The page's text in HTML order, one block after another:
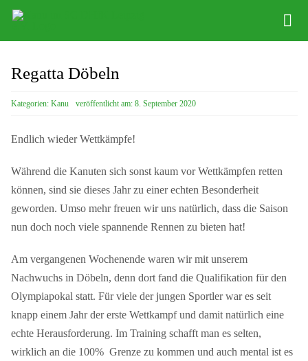
Zum
Sponsoring
Bootsverleih
Regatta Döbeln
Kategorien: Kanu veröffentlicht am: 8. September 2020
Endlich wieder Wettkämpfe!
Während die Kanuten sich sonst kaum vor Wettkämpfen retten
können, sind sie dieses Jahr zu einer echten Besonderheit
geworden. Umso mehr freuen wir uns natürlich, dass die Saison
nun doch noch viele spannende Rennen zu bieten hat!
Am vergangenen Wochenende waren wir mit unserem
Nachwuchs in Döbeln, denn dort fand die Qualifikation für den
Olympiapokal statt. Für viele der jungen Sportler war es seit
knapp einem Jahr der erste Wettkampf und damit natürlich eine
echte Herausforderung. Im Training schafft man es selten,
wirklich an die 100% Grenze zu kommen und auch mental ist es